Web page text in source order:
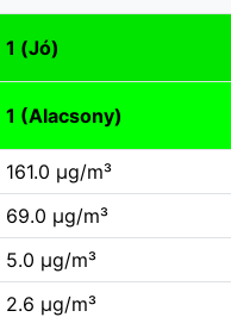
1 (Jó)
1 (Alacsony)
161.0 µg/m³
69.0 µg/m³
5.0 µg/m³
2.6 µg/m³